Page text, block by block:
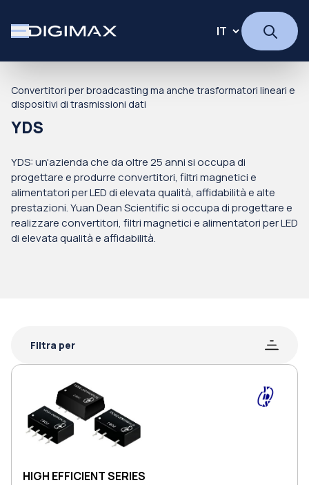
Convertitori per broadcasting ma anche trasformatori lineari e
dispositivi di trasmissioni dati
YDS
YDS: un'azienda che da oltre 25 anni si occupa di
progettare e produrre convertitori, filtri magnetici e
alimentatori per LED di elevata qualità, affidabilità e alte
prestazioni. Yuan Dean Scientific si occupa di progettare e
realizzare convertitori, filtri magnetici e alimentatori per LED
di elevata qualità e affidabilità.
Filtra per
HIGH EFFICIENT SERIES